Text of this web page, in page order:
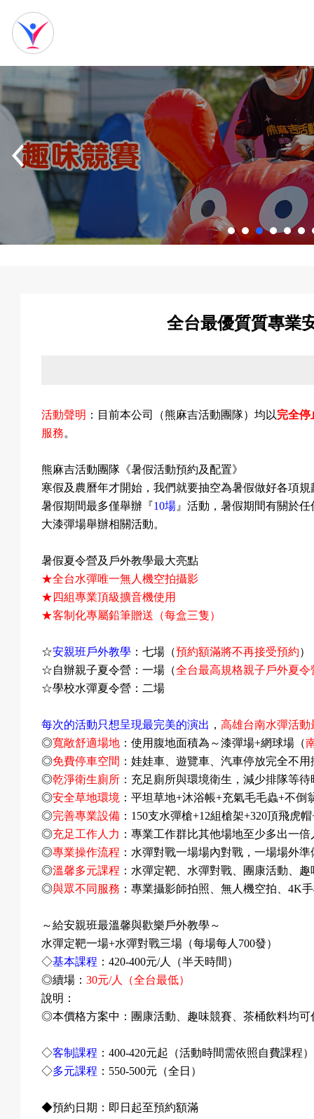
網
站
首
我
活
動
項
目
遊
戲
擇
全台最優質質專業
活動聲明 ：目前本公司（熊麻吉活動團隊）均以完全停
服務。
熊麻吉活動團隊《暑假活動預約及配置》
寒假及農曆年才開始，我們就要抽空為暑假做好各項
暑假期間最多僅舉辦『10場 』活動，暑假期間有關於
大漆彈場舉辦相關活動。
暑假夏令營及戶外教學最大亮點
★全台水彈唯一無人機空拍攝影
★四組專業頂級擴音機使用
★客制化專屬鉛筆贈送（每盒三隻）
☆安親班戶外教學 ：七場（預約額滿將不再接受預約）
☆自辦親子夏令營：一場（全台最高規格親子戶外夏令
☆學校水彈夏令營：二場
每次的活動只想呈現最完美的演出 ，高雄台南水彈活
◎寬敞舒適場地 ：使用腹地面積為～漆彈場+網球場（
◎免費停車空間 ：娃娃車、遊覽車、汽車停放完全不用
◎乾淨衛生廁所 ：充足廁所與環境衛生，減少排隊等待
◎安全草地環境 ：平坦草地+沐浴帳+充氣毛毛蟲+不倒
◎完善專業設備 ： 150支水彈槍+12組槍架+320頂飛虎帽
◎充足工作人力 ：專業工作群比其他場地至少多出一
◎專業操作流程 ：水彈對戰一場場內對戰，一場場外
◎溫馨多元課程 ：水彈定靶、水彈對戰、團康活動、
◎與眾不同服務 ：專業攝影師拍照、無人機空拍、4K
～給安親班最溫馨與歡樂戶外教學～
水彈定靶一場+水彈對戰三場（每場每人 700發）
◇基本課程 ：420-400元/人（半天時間）
◎續場：30元/人（全台最低）
說明：
◎本價格方案中：團康活動、趣味競賽、茶桶飲料均可
◇客制課程 ：400-420元起（活動時間需依照自費課程）
◇多元課程 ： 550-500元（全日）
◆預約日期：即日起至預約額滿